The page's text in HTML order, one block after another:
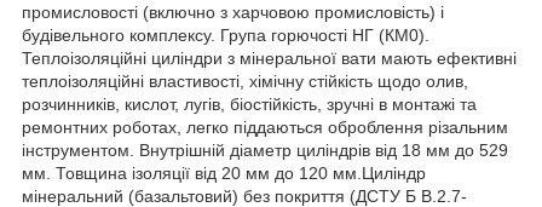
промисловості (включно з харчовою промисловість) і
будівельного комплексу. Група горючості НГ (КМ0).
Теплоізоляційні циліндри з мінеральної вати мають ефективні
теплоізоляційні властивості, хімічну стійкість щодо олив,
розчинників, кислот, лугів, біостійкість, зручні в монтажі та
ремонтних роботах, легко піддаються оброблення різальним
інструментом. Внутрішній діаметр циліндрів від 18 мм до 529
мм. Товщина ізоляції від 20 мм до 120 мм.Циліндр
мінеральний (базальтовий) без покриття (ДСТУ Б В.2.7-